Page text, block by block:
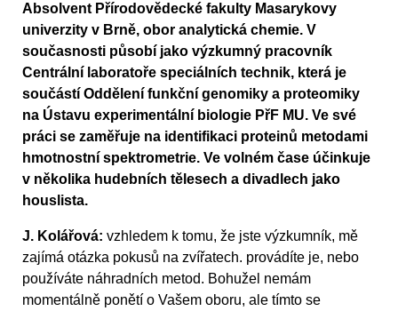
Absolvent Přírodovědecké fakulty Masarykovy
univerzity v Brně, obor analytická chemie. V
současnosti působí jako výzkumný pracovník
Centrální laboratoře speciálních technik, která je
součástí Oddělení funkční genomiky a proteomiky
na Ústavu experimentální biologie PřF MU. Ve své
práci se zaměřuje na identifikaci proteinů metodami
hmotnostní spektrometrie. Ve volném čase účinkuje
v několika hudebních tělesech a divadlech jako
houslista.
J. Kolářová: vzhledem k tomu, že jste výzkumník, mě
zajímá otázka pokusů na zvířatech. provádíte je, nebo
používáte náhradních metod. Bohužel nemám
momentálně ponětí o Vašem oboru, ale tímto se